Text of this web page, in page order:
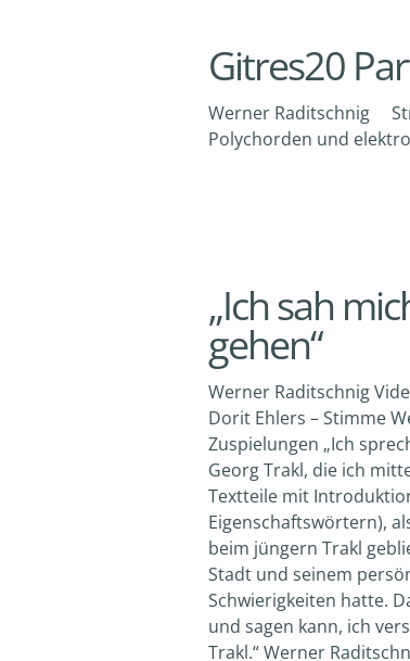
Gitres20
Werner Raditschnig
Polychorden und
„Ich sah
gehen“
Werner Raditschnig
Dorit Ehlers – Stimme
Zuspielungen „Ich
Georg Trakl, die ich
Textteile mit
Eigenschaftswörtern),
beim jüngern Trakl
Stadt und seinem
Schwierigkeiten hatte.
und sagen kann, ich
Trakl.“ Werner